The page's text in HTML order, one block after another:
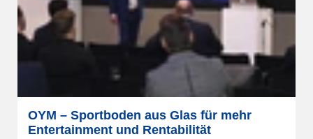
OYM – Sportboden aus Glas für mehr
Entertainment und Rentabilität